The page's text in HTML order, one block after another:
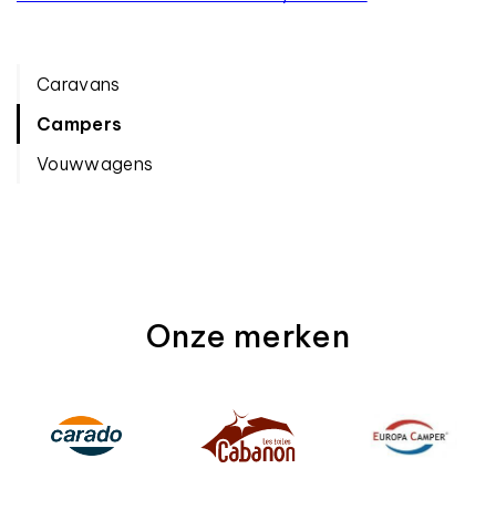
Caravans
Campers
Vouwwagens
Onze merken